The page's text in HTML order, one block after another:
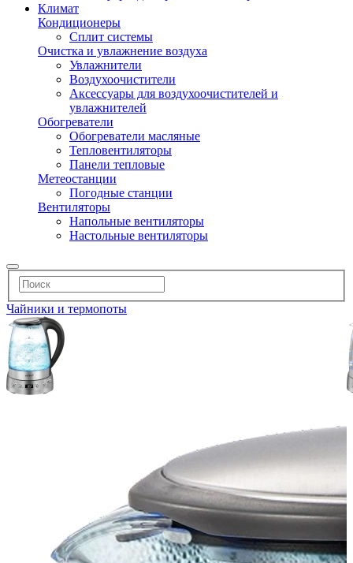
Климат
Кондиционеры
Сплит системы
Очистка и увлажнение воздуха
Увлажнители
Воздухоочистители
Аксессуары для воздухоочистителей и
увлажнителей
Обогреватели
Обогреватели масляные
Тепловентиляторы
Панели тепловые
Метеостанции
Погодные станции
Вентиляторы
Напольные вентиляторы
Настольные вентиляторы
Чайники и термопоты